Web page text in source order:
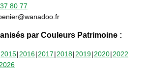
80 77
par Couleurs Patrimoine :
2015 2016 2017 2018 2019 2020 2022
2026